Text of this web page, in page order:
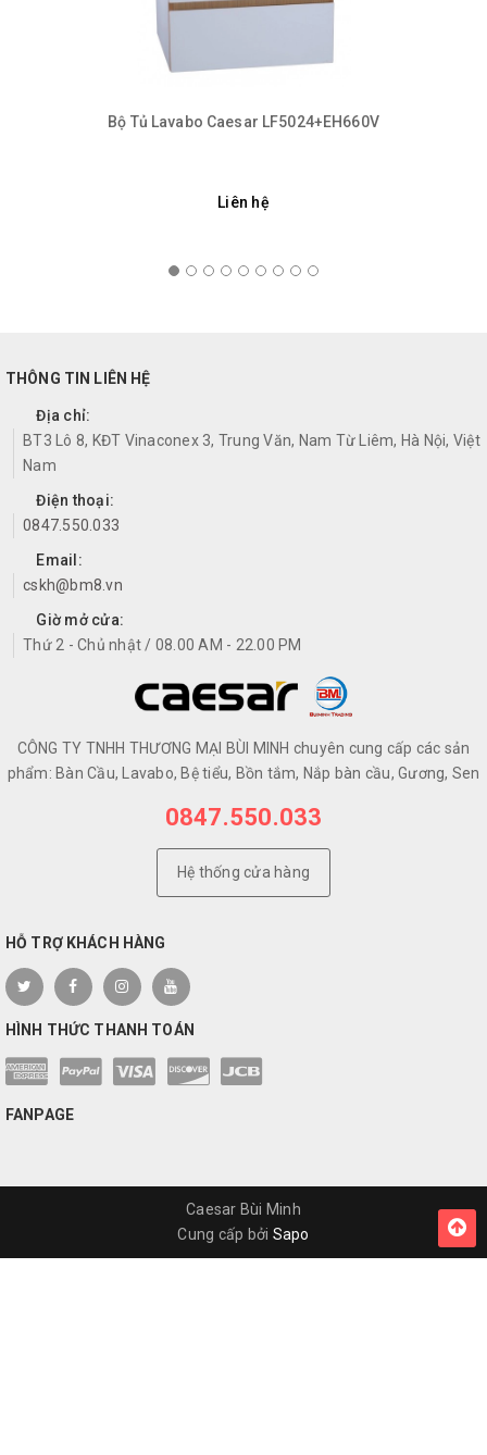
Bộ Tủ Lavabo Caesar LF5024+EH660V
Liên hệ
THÔNG TIN LIÊN HỆ
Địa chỉ:
BT3 Lô 8, KĐT Vinaconex 3, Trung Văn, Nam Từ Liêm, Hà Nội, Việt
Nam
Điện thoại:
0847.550.033
Email:
cskh@bm8.vn
Giờ mở cửa:
Thứ 2 - Chủ nhật / 08.00 AM - 22.00 PM
CÔNG TY TNHH THƯƠNG MẠI BÙI MINH chuyên cung cấp các sản
phẩm: Bàn Cầu, Lavabo, Bệ tiểu, Bồn tắm, Nắp bàn cầu, Gương, Sen
0847.550.033
Hệ thống cửa hàng
HỖ TRỢ KHÁCH HÀNG
HÌNH THỨC THANH TOÁN
FANPAGE
Caesar Bùi Minh
Cung cấp bởi Sapo